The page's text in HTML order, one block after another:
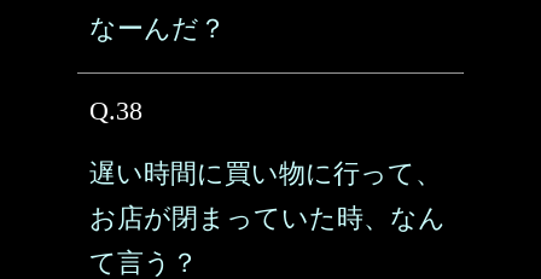
なーんだ？
Q.38
遅い時間に買い物に行って、
お店が閉まっていた時、なん
て言う？